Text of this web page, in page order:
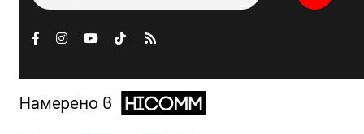
Намерено в